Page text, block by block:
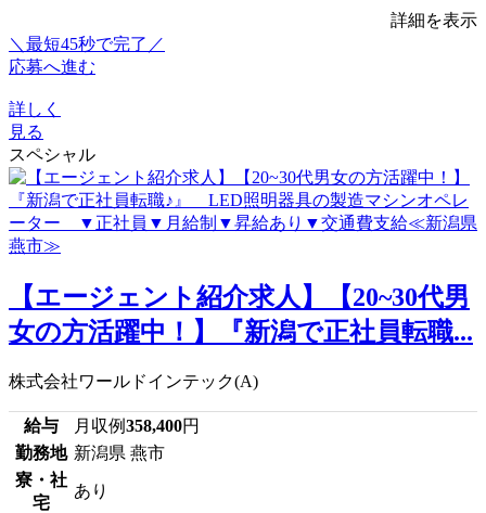
詳細を表示
＼最短45秒で完了／
応募へ進む
詳しく
見る
スペシャル
【エージェント紹介求人】【20~30代男
女の方活躍中！】『新潟で正社員転職...
株式会社ワールドインテック(A)
給与 月収例358,400円
勤務地 新潟県 燕市
寮・社
宅
あり